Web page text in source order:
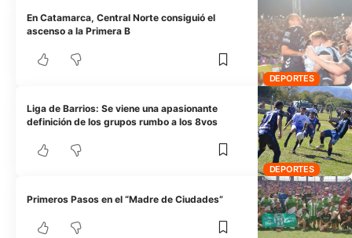
DEPORTES
En Catamarca, Central Norte consiguió el
ascenso a la Primera B
DEPORTES
Liga de Barrios: Se viene una apasionante
definición de los grupos rumbo a los 8vos
Primeros Pasos en el “Madre de Ciudades”